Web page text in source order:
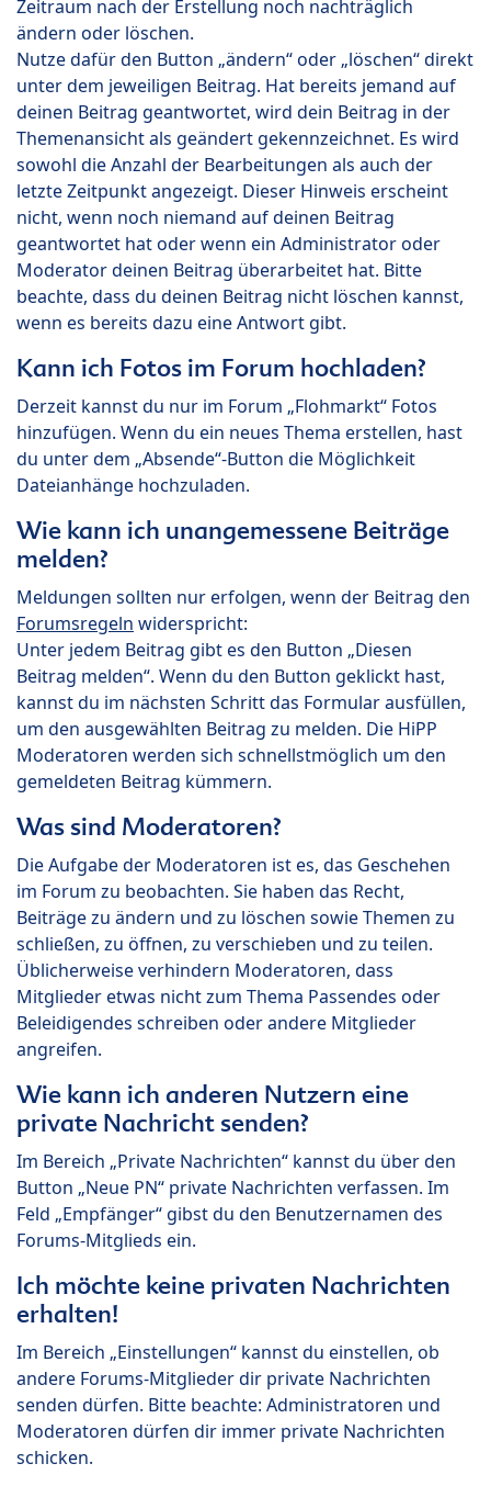
Zeitraum nach der Erstellung noch nachträglich
ändern oder löschen.
Nutze dafür den Button „ändern“ oder „löschen“ direkt
unter dem jeweiligen Beitrag. Hat bereits jemand auf
deinen Beitrag geantwortet, wird dein Beitrag in der
Themenansicht als geändert gekennzeichnet. Es wird
sowohl die Anzahl der Bearbeitungen als auch der
letzte Zeitpunkt angezeigt. Dieser Hinweis erscheint
nicht, wenn noch niemand auf deinen Beitrag
geantwortet hat oder wenn ein Administrator oder
Moderator deinen Beitrag überarbeitet hat. Bitte
beachte, dass du deinen Beitrag nicht löschen kannst,
wenn es bereits dazu eine Antwort gibt.
Kann ich Fotos im Forum hochladen?
Derzeit kannst du nur im Forum „Flohmarkt“ Fotos
hinzufügen. Wenn du ein neues Thema erstellen, hast
du unter dem „Absende“-Button die Möglichkeit
Dateianhänge hochzuladen.
Wie kann ich unangemessene Beiträge
melden?
Meldungen sollten nur erfolgen, wenn der Beitrag den
Forumsregeln widerspricht:
Unter jedem Beitrag gibt es den Button „Diesen
Beitrag melden“. Wenn du den Button geklickt hast,
kannst du im nächsten Schritt das Formular ausfüllen,
um den ausgewählten Beitrag zu melden. Die HiPP
Moderatoren werden sich schnellstmöglich um den
gemeldeten Beitrag kümmern.
Was sind Moderatoren?
Die Aufgabe der Moderatoren ist es, das Geschehen
im Forum zu beobachten. Sie haben das Recht,
Beiträge zu ändern und zu löschen sowie Themen zu
schließen, zu öffnen, zu verschieben und zu teilen.
Üblicherweise verhindern Moderatoren, dass
Mitglieder etwas nicht zum Thema Passendes oder
Beleidigendes schreiben oder andere Mitglieder
angreifen.
Wie kann ich anderen Nutzern eine
private Nachricht senden?
Im Bereich „Private Nachrichten“ kannst du über den
Button „Neue PN“ private Nachrichten verfassen. Im
Feld „Empfänger“ gibst du den Benutzernamen des
Forums-Mitglieds ein.
Ich möchte keine privaten Nachrichten
erhalten!
Im Bereich „Einstellungen“ kannst du einstellen, ob
andere Forums-Mitglieder dir private Nachrichten
senden dürfen. Bitte beachte: Administratoren und
Moderatoren dürfen dir immer private Nachrichten
schicken.